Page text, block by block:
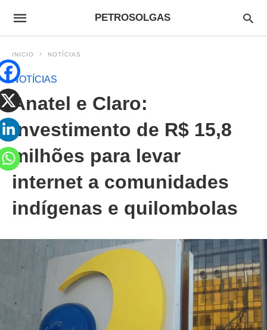
PETROSOLGAS
INICIO NOTÍCIAS
NOTÍCIAS
Anatel e Claro:
investimento de R$ 15,8
milhões para levar
internet a comunidades
indígenas e quilombolas